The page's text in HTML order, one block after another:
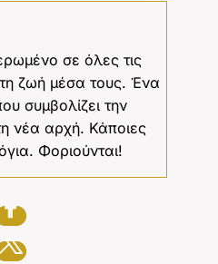
σε όλες τις
ζωή μέσα τους. Ένα
συμβολίζει την
νέα αρχή. Κάποιες
Φοριούνται!